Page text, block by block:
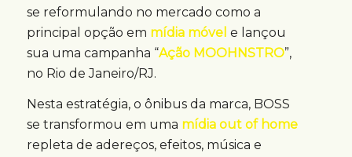
se reformulando no mercado como a
principal opção em mídia móvel e lançou
sua uma campanha “Ação MOOHNSTRO”,
no Rio de Janeiro/RJ.
Nesta estratégia, o ônibus da marca, BOSS
se transformou em uma mídia out of home
repleta de adereços, efeitos, música e